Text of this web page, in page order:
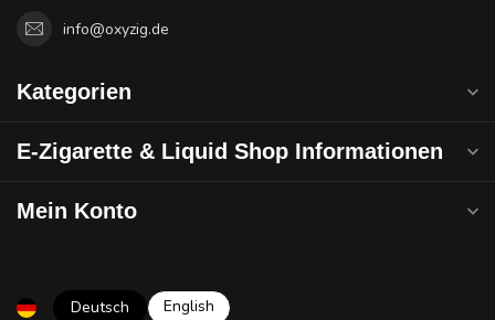
info@oxyzig.de
Kategorien
E-Zigarette & Liquid Shop Informationen
Mein Konto
Deutsch English